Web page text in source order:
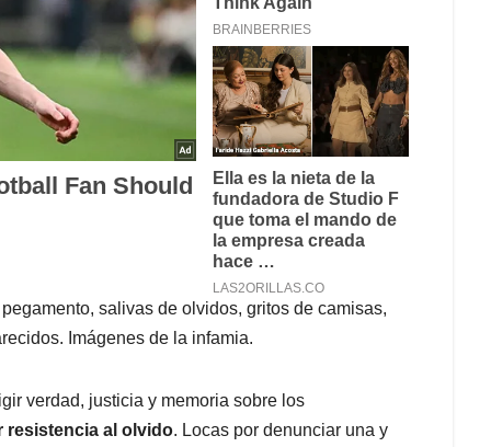
salivas de olvidos, gritos de camisas,
Imágenes de la infamia.
verdad, justicia y memoria sobre los
resistencia al olvido. Locas por denunciar una y